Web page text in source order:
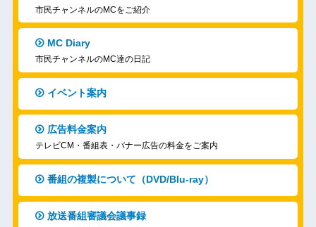
市民チャンネルのMCをご紹介
MC Diary
市民チャンネルのMC達の日記
イベント案内
広告料金案内
テレビCM・番組表・バナー広告の料金をご案内
番組の複製について（DVD/Blu-ray）
放送番組審議会議事録